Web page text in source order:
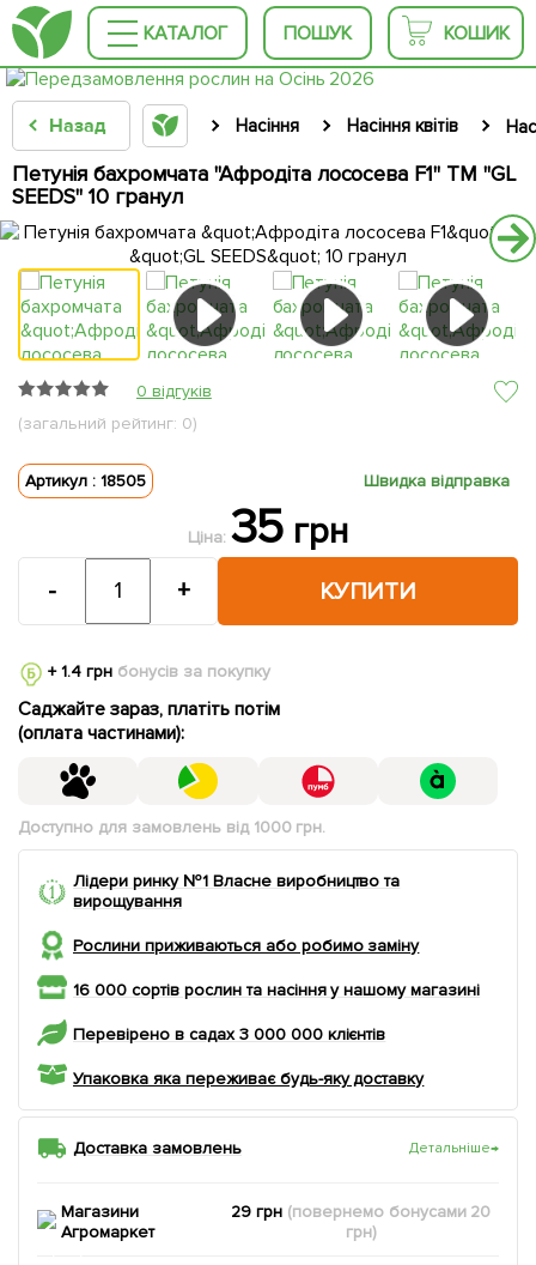
КАТАЛОГ ПОШУК КОШИК
Назад Насіння Насіння квітів
Петунія бахромчата "Афродіта лососева F1" ТМ "GL
SEEDS" 10 гранул
0 відгуків
(загальний рейтинг: 0)
Артикул : 18505 Швидка відправка
Ціна: 35 грн
КУПИТИ
- +
+ 1.4 грнбонусів за покупку
Саджайте зараз, платіть потім
(оплата частинами):
Доступно для замовлень від 1000 грн.
Лідери ринку №1 Власне виробництво та
вирощування
Рослини приживаються або робимо заміну
16 000 сортів рослин та насіння у нашому магазині
Перевірено в садах 3 000 000 клієнтів
Упаковка яка переживає будь-яку доставку
Доставка замовлень Детальніше→
Магазини
Агромаркет
29 грн (повернемобонусами 20
грн)